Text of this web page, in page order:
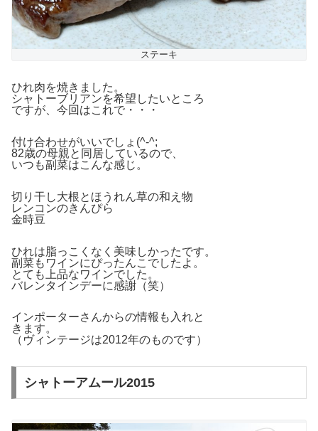
ステーキ
ひれ肉を焼きました。
シャトーブリアンを希望したいところ
ですが、今回はこれで・・・
付け合わせがいいでしょ(^-^;
82歳の母親と同居しているので、
いつも副菜はこんな感じ。
切り干し大根とほうれん草の和え物
レンコンのきんぴら
金時豆
ひれは脂っこくなく美味しかったです。
副菜もワインにぴったんこでしたよ。
とても上品なワインでした。
バレンタインデーに感謝（笑）
インポーターさんからの情報も入れと
きます。
（ヴィンテージは2012年のものです）
シャトーアムール2015